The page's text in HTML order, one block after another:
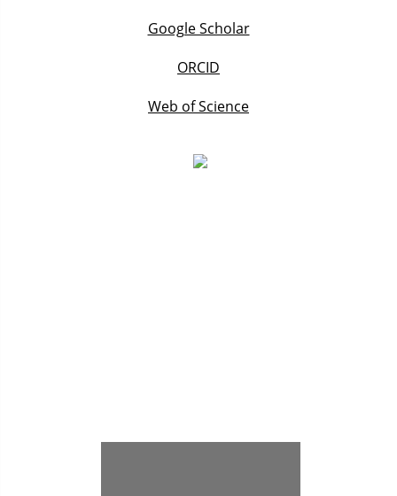
Google Scholar
ORCID
Web of Science